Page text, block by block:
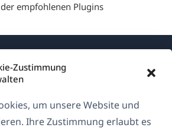
Zustimmung
um unsere Website und
Ihre Zustimmung erlaubt es
empfohlenen Plugins
Über WPML